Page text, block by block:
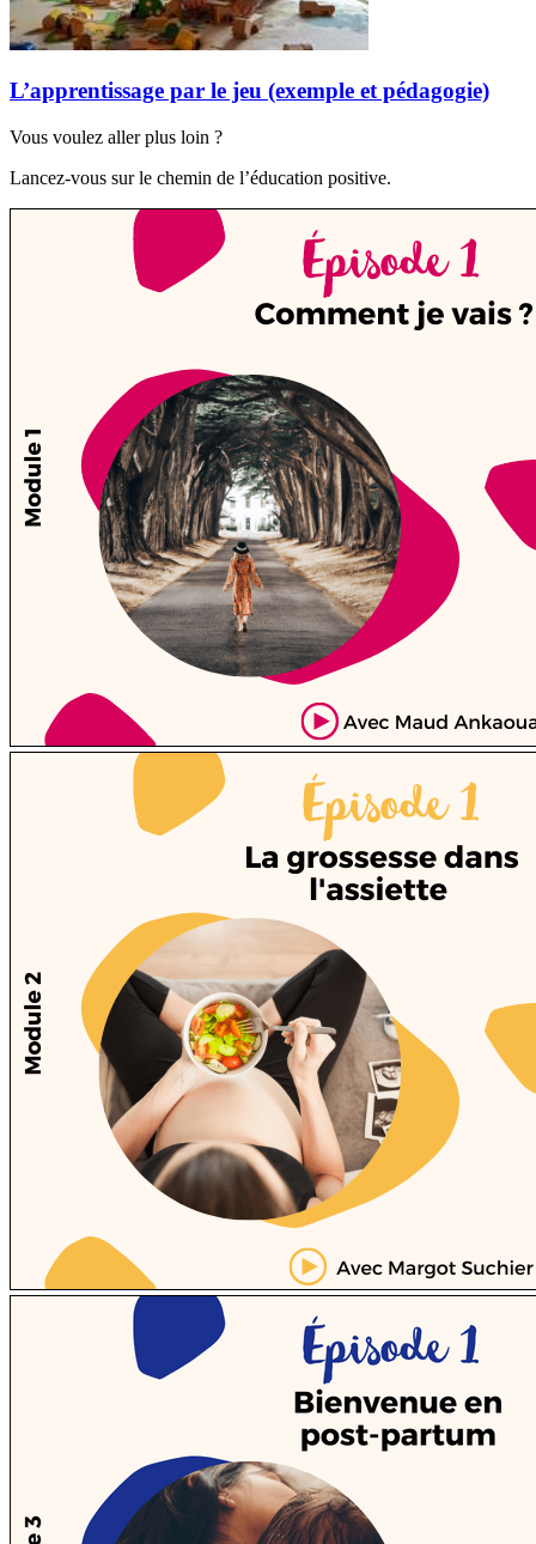
L’apprentissage par le jeu (exemple et pédagogie)
Vous voulez aller plus loin ?
Lancez-vous sur le chemin de l’éducation positive.